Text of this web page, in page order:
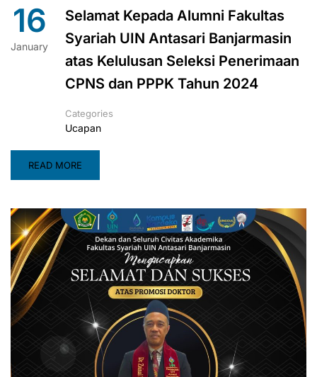
16
January
Selamat Kepada Alumni Fakultas
Syariah UIN Antasari Banjarmasin
atas Kelulusan Seleksi Penerimaan
CPNS dan PPPK Tahun 2024
Categories
Ucapan
READ MORE